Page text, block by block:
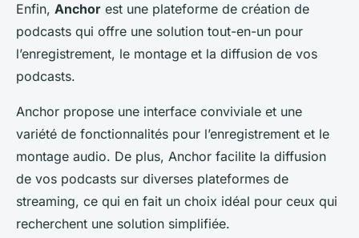
Enfin, Anchor est une plateforme de création de
podcasts qui offre une solution tout-en-un pour
l’enregistrement, le montage et la diffusion de vos
podcasts.
Anchor propose une interface conviviale et une
variété de fonctionnalités pour l’enregistrement et le
montage audio. De plus, Anchor facilite la diffusion
de vos podcasts sur diverses plateformes de
streaming, ce qui en fait un choix idéal pour ceux qui
recherchent une solution simplifiée.